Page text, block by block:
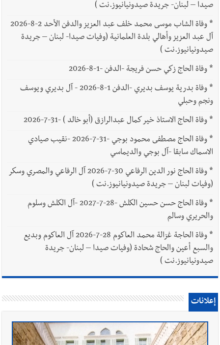
صيدا – لبنان- جريدة صيدونيانيوز.نت )
*
وفاة الشاب موسى محمد خلف عبد العزيز والدفن الأحد 2-8-2026
آل عبد العزيز وأهالي بلدة العلمانية (وفيات صيدا- لبنان – جريدة
صيدونيانيوز.نت )
*وفاة الحاج زكي حسن فريجة -الدفن -1-8-2026
*
وفاة بدرية يوسف بديري -الدفن 1-8-2026 - آل بديري ويوسف
ونجم وحبلي
*وفاة الحاج الاستاذ خير كمال عبدالرازق (أبو خالد ) -31-7-2026
*
وفاة الحاج مصطفى محمود بوجي -31-7-2026 -نقيب صيادي
الاسماك سابقا -آل بوجي والديماسي
*
وفاة الحاج نور الدين الرفاعي 30-7-2026 آل الرفاعي والمصري وسكر
(وفيات لبنان – جريدة صيدونيانيوز.نت )
*
وفاة الحاج حسن حسين الكلش -28-7-2027 -آل الكلش وسلوم
والحريري وسالم
*
وفاة الحاجة غزالة محمد العاكوم 28-7-2026 آل العاكوم وبديع
والسبع أعين والحاج شحادة (وفيات صيدا – لبنان- جريدة
صيدونيانيوز.نت )
إعلانات